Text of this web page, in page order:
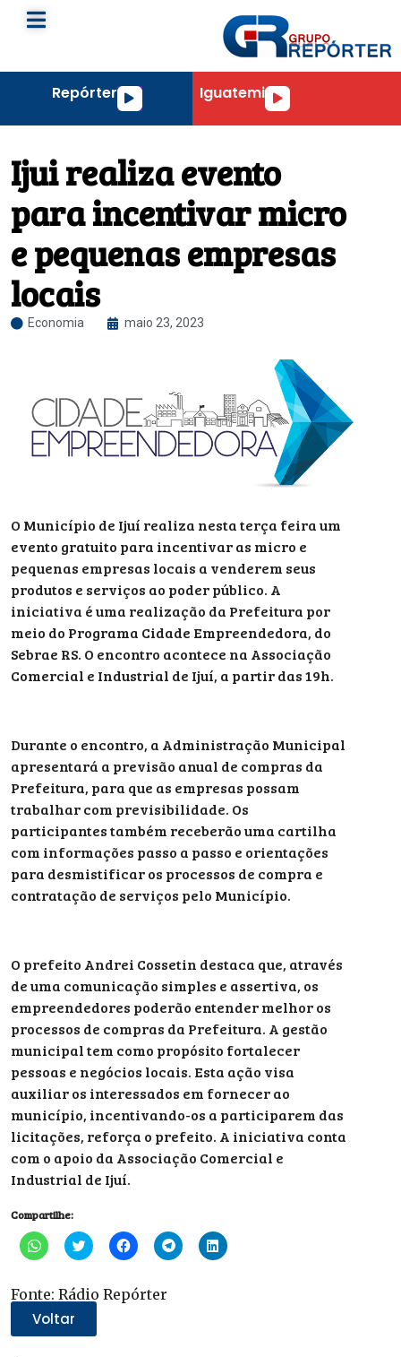
RepórterTocador
IguatemiTocador
Ijui realiza evento
para incentivar micro
e pequenas empresas
locais
Economia maio 23, 2023
O Município de Ijuí realiza nesta terça feira um
evento gratuito para incentivar as micro e
pequenas empresas locais a venderem seus
produtos e serviços ao poder público. A
iniciativa é uma realização da Prefeitura por
meio do Programa Cidade Empreendedora, do
Sebrae RS. O encontro acontece na Associação
Comercial e Industrial de Ijuí, a partir das 19h.
Durante o encontro, a Administração Municipal
apresentará a previsão anual de compras da
Prefeitura, para que as empresas possam
trabalhar com previsibilidade. Os
participantes também receberão uma cartilha
com informações passo a passo e orientações
para desmistificar os processos de compra e
contratação de serviços pelo Município.
O prefeito Andrei Cossetin destaca que, através
de uma comunicação simples e assertiva, os
empreendedores poderão entender melhor os
processos de compras da Prefeitura. A gestão
municipal tem como propósito fortalecer
pessoas e negócios locais. Esta ação visa
auxiliar os interessados em fornecer ao
município, incentivando-os a participarem das
licitações, reforça o prefeito. A iniciativa conta
com o apoio da Associação Comercial e
Industrial de Ijuí.
Compartilhe:
Clique
para
WhatsApp(abre
em
nova
janela)
Clique
para
Twitter(abre
em
Clique
para
Facebook(abre
em
Clique
para
Clique
para
Fonte: Rádio Repórter
Voltar